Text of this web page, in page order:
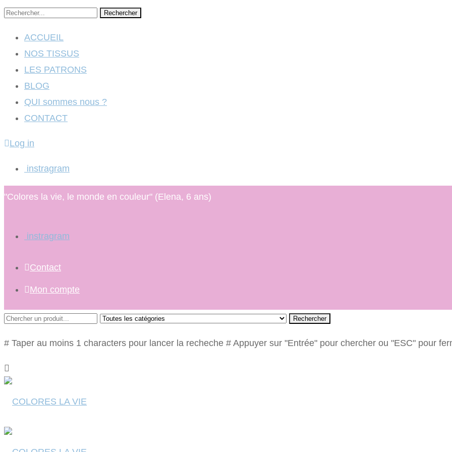
Rechercher
ACCUEIL
NOS TISSUS
LES PATRONS
BLOG
QUI sommes nous ?
CONTACT
Log in
instragram
"Colores la vie, le monde en couleur" (Elena, 6 ans)
instragram
Contact
Mon compte
Rechercher
# Taper au moins 1 characters pour lancer la recheche # Appuyer sur "Entrée" pour chercher ou "ESC" pour